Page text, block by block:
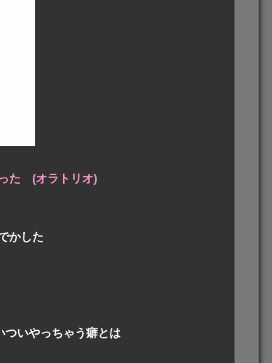
た (オラトリオ)
かした
いやっちゃう癖とは